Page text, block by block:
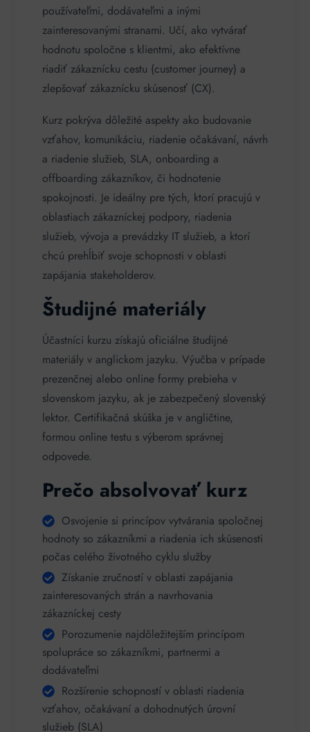
používateľmi, dodávateľmi a inými
zainteresovanými stranami. Učí, ako vytvárať
hodnotu spoločne s klientmi, ako efektívne
riadiť zákaznícku cestu (customer journey) a
zlepšovať zákaznícku skúsenosť (CX).
Kurz pokrýva dôležité aspekty ako budovanie
vzťahov, komunikáciu, riadenie očakávaní, návrh
a riadenie služieb, SLA, onboarding a
offboarding zákazníkov, či hodnotenie
spokojnosti. Je ideálny pre tých, ktorí pracujú v
oblastiach zákazníckej podpory, riadenia
služieb, vývoja a prevádzky IT služieb, a ktorí
chcú prehĺbiť svoje schopnosti v oblasti
zapájania stakeholderov.
Študijné materiály
Účastníci kurzu získajú oficiálne študijné
materiály v anglickom jazyku. Výučba v prípade
prezenčnej alebo online formy prebieha v
slovenskom jazyku, ak je zabezpečený slovenský
lektor. Certifikačná skúška je v angličtine,
formou online testu s výberom správnej
odpovede.
Prečo absolvovať kurz
Osvojenie si princípov vytvárania spoločnej
hodnoty so zákazníkmi a riadenia ich skúsenosti
počas celého životného cyklu služby
Získanie zručností v oblasti zapájania
zainteresovaných strán a navrhovania
zákazníckej cesty
Porozumenie najdôležitejším princípom
spolupráce so zákazníkmi, partnermi a
dodávateľmi
Rozšírenie schopností v oblasti riadenia
vzťahov, očakávaní a dohodnutých úrovní
služieb (SLA)